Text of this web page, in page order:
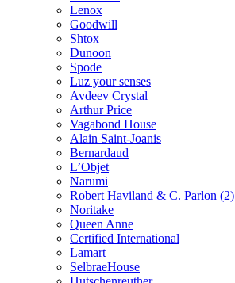
Lenox
Goodwill
Shtox
Dunoon
Spode
Luz your senses
Avdeev Crystal
Arthur Price
Vagabond House
Alain Saint-Joanis
Bernardaud
L’Objet
Narumi
Robert Haviland & C. Parlon (2)
Noritakе
Queen Anne
Certified International
Lamart
SelbraeHouse